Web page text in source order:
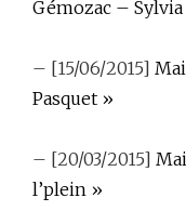
Gémozac – Sylvia
– [15/06/2015]
Pasquet »
– [20/03/2015]
l’plein »